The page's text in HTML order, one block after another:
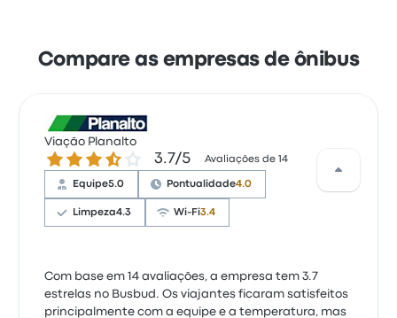
Compare as empresas de ônibus
Viação Planalto
3.7 de 5 estrelas 3.7/5 Avaliações de 14
Equipe5.0 Pontualidade4.0
Limpeza4.3 Wi-Fi3.4
Com base em 14 avaliações, a empresa tem 3.7
estrelas no Busbud. Os viajantes ficaram satisfeitos
principalmente com a equipe e a temperatura, mas